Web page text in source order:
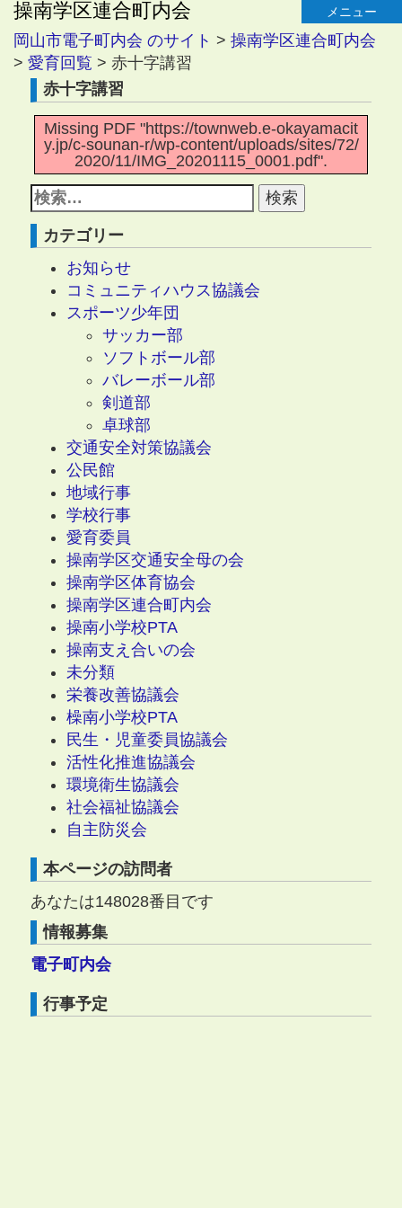
操南学区連合町内会 メニュー
岡山市電子町内会 のサイト > 操南学区連合町内会
> 愛育回覧 > 赤十字講習
赤十字講習
Missing PDF "https://townweb.e-okayamacit
y.jp/c-sounan-r/wp-content/uploads/sites/72/
2020/11/IMG_20201115_0001.pdf".
カテゴリー
お知らせ
コミュニティハウス協議会
スポーツ少年団
サッカー部
ソフトボール部
バレーボール部
剣道部
卓球部
交通安全対策協議会
公民館
地域行事
学校行事
愛育委員
操南学区交通安全母の会
操南学区体育協会
操南学区連合町内会
操南小学校PTA
操南支え合いの会
未分類
栄養改善協議会
橾南小学校PTA
民生・児童委員協議会
活性化推進協議会
環境衛生協議会
社会福祉協議会
自主防災会
本ページの訪問者
あなたは148028番目です
情報募集
電子町内会
行事予定